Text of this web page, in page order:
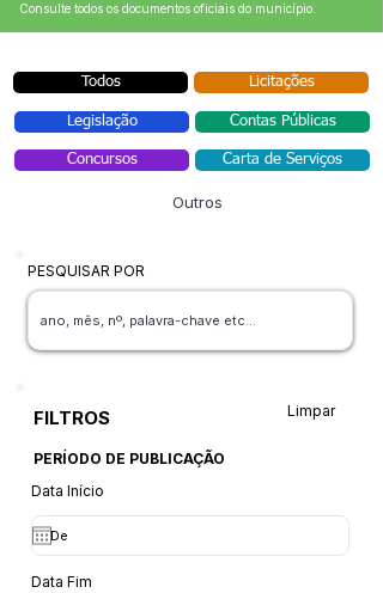
Consulte todos os documentos oficiais do município.
Todos Licitações
Legislação
Concursos
Contas Públicas
Carta de Serviços
Outros
PESQUISAR POR
FILTROS Limpar
PERÍODO DE PUBLICAÇÃO
Data Início
Data Fim